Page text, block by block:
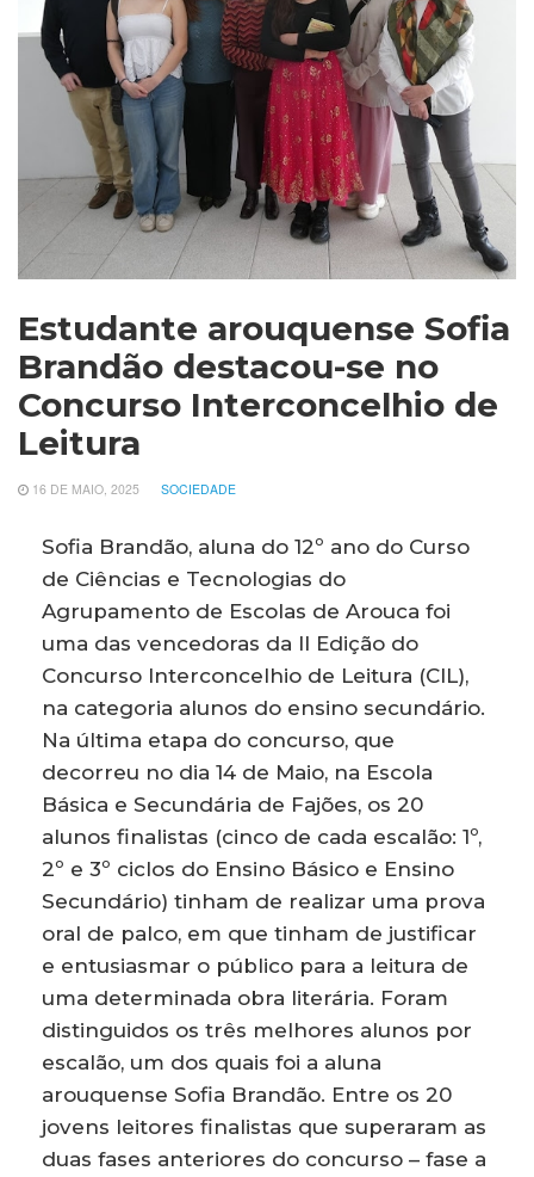
Estudante arouquense Sofia
Brandão destacou-se no
Concurso Interconcelhio de
Leitura
16 DE MAIO, 2025 SOCIEDADE
Sofia Brandão, aluna do 12º ano do Curso
de Ciências e Tecnologias do
Agrupamento de Escolas de Arouca foi
uma das vencedoras da II Edição do
Concurso Interconcelhio de Leitura (CIL),
na categoria alunos do ensino secundário.
Na última etapa do concurso, que
decorreu no dia 14 de Maio, na Escola
Básica e Secundária de Fajões, os 20
alunos finalistas (cinco de cada escalão: 1º,
2º e 3º ciclos do Ensino Básico e Ensino
Secundário) tinham de realizar uma prova
oral de palco, em que tinham de justificar
e entusiasmar o público para a leitura de
uma determinada obra literária. Foram
distinguidos os três melhores alunos por
escalão, um dos quais foi a aluna
arouquense Sofia Brandão. Entre os 20
jovens leitores finalistas que superaram as
duas fases anteriores do concurso – fase a